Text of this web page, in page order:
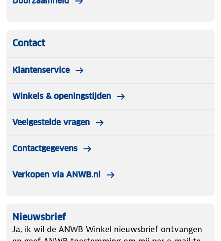
outdooractiviteiten!
Contact
Klantenservice
Winkels & openingstijden
Veelgestelde vragen
Contactgegevens
Verkopen via ANWB.nl
Nieuwsbrief
Ja, ik wil de ANWB Winkel nieuwsbrief ontvangen